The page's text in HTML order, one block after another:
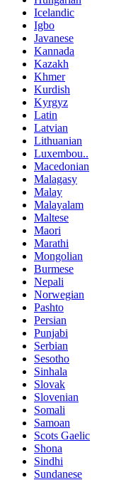
Icelandic
Igbo
Javanese
Kannada
Kazakh
Khmer
Kurdish
Kyrgyz
Latin
Latvian
Lithuanian
Luxembou..
Macedonian
Malagasy
Malay
Malayalam
Maltese
Maori
Marathi
Mongolian
Burmese
Nepali
Norwegian
Pashto
Persian
Punjabi
Serbian
Sesotho
Sinhala
Slovak
Slovenian
Somali
Samoan
Scots Gaelic
Shona
Sindhi
Sundanese